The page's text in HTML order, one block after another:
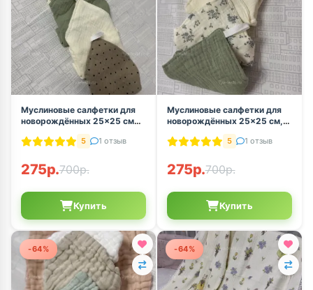
Муслиновые салфетки для
новорождённых 25×25 см
5 1 отзыв
275р.700р.
Купить
Муслиновые салфетки для
новорождённых 25×25 см,
комплект 4 шт
5 1 отзыв
275р.700р.
Купить
-64% -64%